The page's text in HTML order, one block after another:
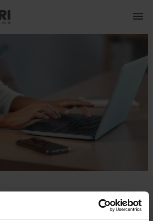
una soluzione Cordivari Design che
hai bisogno di maggiori